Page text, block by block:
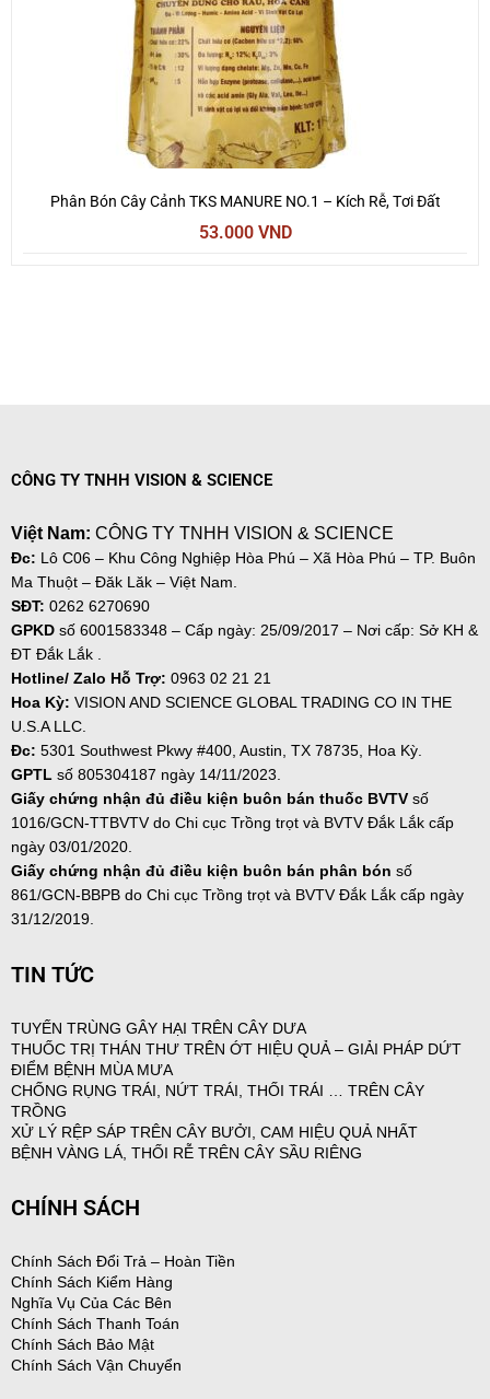
Phân Bón Cây Cảnh TKS MANURE NO.1 – Kích Rễ, Tơi Đất
53.000 VND
CÔNG TY TNHH VISION & SCIENCE
Việt Nam: CÔNG TY TNHH VISION & SCIENCE
Đc: Lô C06 – Khu Công Nghiệp Hòa Phú – Xã Hòa Phú – TP. Buôn
Ma Thuột – Đăk Lăk – Việt Nam.
SĐT: 0262 6270690
GPKD số 6001583348 – Cấp ngày: 25/09/2017 – Nơi cấp: Sở KH &
ĐT Đắk Lắk .
Hotline/ Zalo Hỗ Trợ: 0963 02 21 21
Hoa Kỳ: VISION AND SCIENCE GLOBAL TRADING CO IN THE
U.S.A LLC.
Đc: 5301 Southwest Pkwy #400, Austin, TX 78735, Hoa Kỳ.
GPTL số 805304187 ngày 14/11/2023.
Giấy chứng nhận đủ điều kiện buôn bán thuốc BVTV số
1016/GCN-TTBVTV do Chi cục Trồng trọt và BVTV Đắk Lắk cấp
ngày 03/01/2020.
Giấy chứng nhận đủ điều kiện buôn bán phân bón số
861/GCN-BBPB do Chi cục Trồng trọt và BVTV Đắk Lắk cấp ngày
31/12/2019.
TIN TỨC
TUYẾN TRÙNG GÂY HẠI TRÊN CÂY DƯA
THUỐC TRỊ THÁN THƯ TRÊN ỚT HIỆU QUẢ – GIẢI PHÁP DỨT
ĐIỂM BỆNH MÙA MƯA
CHỐNG RỤNG TRÁI, NỨT TRÁI, THỐI TRÁI … TRÊN CÂY
TRỒNG
XỬ LÝ RỆP SÁP TRÊN CÂY BƯỞI, CAM HIỆU QUẢ NHẤT
BỆNH VÀNG LÁ, THỐI RỄ TRÊN CÂY SẦU RIÊNG
CHÍNH SÁCH
Chính Sách Đổi Trả – Hoàn Tiền
Chính Sách Kiểm Hàng
Nghĩa Vụ Của Các Bên
Chính Sách Thanh Toán
Chính Sách Bảo Mật
Chính Sách Vận Chuyển